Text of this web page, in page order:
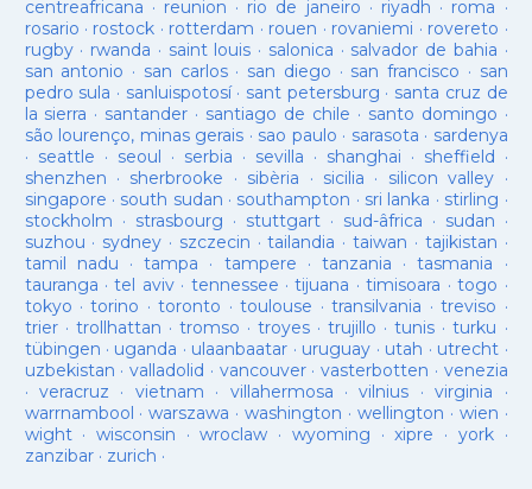
centreafricana · reunion · rio de janeiro · riyadh · roma ·
rosario · rostock · rotterdam · rouen · rovaniemi · rovereto ·
rugby· rwanda · saint louis · salonica · salvador de bahia ·
san antonio · san carlos· san diego · san francisco · san
pedro sula · sanluispotosí· sant petersburg · santa cruz de
la sierra · santander · santiago de chile · santo domingo ·
são lourenço, minas gerais · sao paulo · sarasota · sardenya
· seattle · seoul · serbia · sevilla · shanghai · sheffield ·
shenzhen · sherbrooke · sibèria · sicilia · silicon valley ·
singapore · south sudan · southampton · sri lanka · stirling ·
stockholm · strasbourg · stuttgart· sud-âfrica · sudan ·
suzhou · sydney · szczecin ·tailandia ·taiwan · tajikistan ·
tamil nadu ·tampa · tampere · tanzania ·tasmania ·
tauranga ·tel aviv· tennessee ·tijuana ·timisoara ·togo ·
tokyo ·torino ·toronto ·toulouse ·transilvania ·treviso ·
trier· trollhattan · tromso · troyes·trujillo ·tunis ·turku ·
tübingen · uganda · ulaanbaatar · uruguay · utah · utrecht ·
uzbekistan · valladolid · vancouver· vasterbotten · venezia
· veracruz · vietnam · villahermosa ·vilnius ·virginia ·
warrnambool ·warszawa ·washington · wellington · wien ·
wight· wisconsin ·wroclaw · wyoming ·xipre · york·
zanzibar· zurich ·